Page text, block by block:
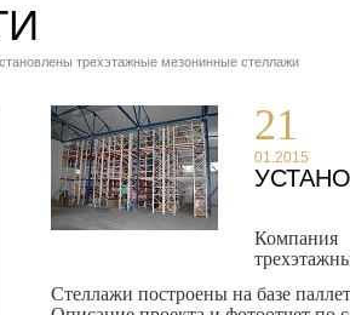
трехэтажные мезонинные стеллажи
21
01.2015
Стеллажи построены на базе